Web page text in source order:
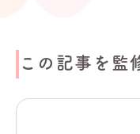
この記事を監